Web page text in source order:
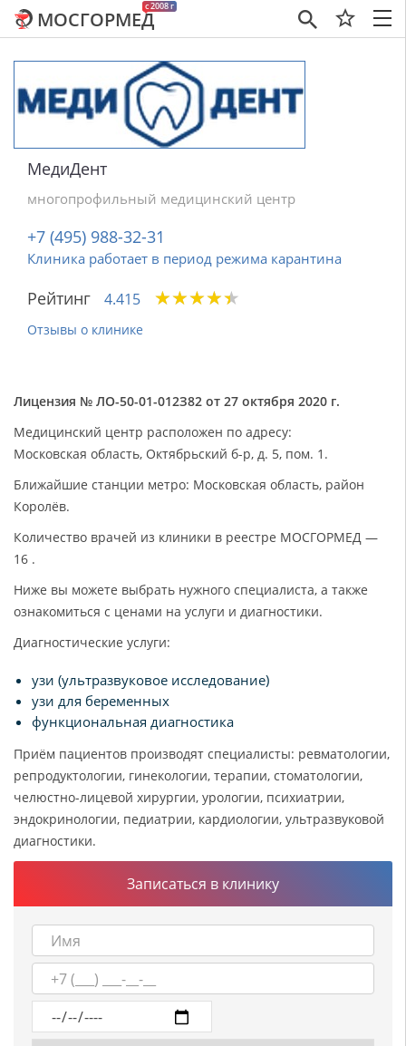
×
c 2008 г
МОСГОРМЕД
МедиДент
многопрофильный медицинский центр
+7 (495) 988-32-31
Клиника работает в период режима карантина
Рейтинг 4.415 ★★★★★
★★★★★
Отзывы о клинике
Лицензия № ЛО-50-01-012З82 от 27 октября 2020 г.
Медицинский центр расположен по адресу:
Московская область, Октябрьский б-р, д. 5, пом. 1.
Ближайшие станции метро: Московская область, район
Королёв.
Количество врачей из клиники в реестре МОСГОРМЕД —
16 .
Ниже вы можете выбрать нужного специалиста, а также
ознакомиться с ценами на услуги и диагностики.
Диагностические услуги:
узи (ультразвуковое исследование)
узи для беременных
функциональная диагностика
Приём пациентов производят специалисты: ревматологии,
репродуктологии, гинекологии, терапии, стоматологии,
челюстно-лицевой хирургии, урологии, психиатрии,
эндокринологии, педиатрии, кардиологии, ультразвуковой
диагностики.
Записаться в клинику